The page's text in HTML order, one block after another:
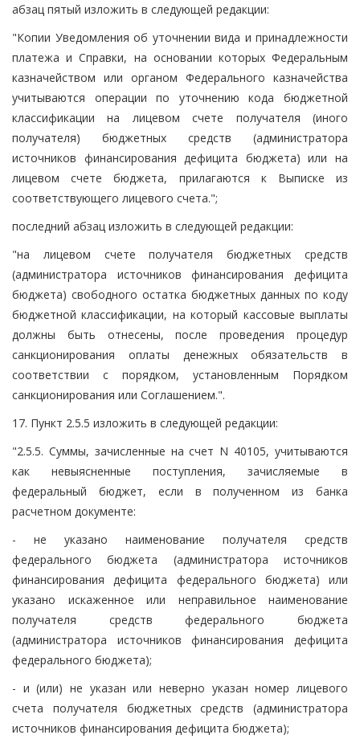
абзац пятый изложить в следующей редакции:
"Копии Уведомления об уточнении вида и принадлежности
платежа и Справки, на основании которых Федеральным
казначейством или органом Федерального казначейства
учитываются операции по уточнению кода бюджетной
классификации на лицевом счете получателя (иного
получателя) бюджетных средств (администратора
источников финансирования дефицита бюджета) или на
лицевом счете бюджета, прилагаются к Выписке из
соответствующего лицевого счета.";
последний абзац изложить в следующей редакции:
"на лицевом счете получателя бюджетных средств
(администратора источников финансирования дефицита
бюджета) свободного остатка бюджетных данных по коду
бюджетной классификации, на который кассовые выплаты
должны быть отнесены, после проведения процедур
санкционирования оплаты денежных обязательств в
соответствии с порядком, установленным Порядком
санкционирования или Соглашением.".
17. Пункт 2.5.5 изложить в следующей редакции:
"2.5.5. Суммы, зачисленные на счет N 40105, учитываются
как невыясненные поступления, зачисляемые в
федеральный бюджет, если в полученном из банка
расчетном документе:
- не указано наименование получателя средств
федерального бюджета (администратора источников
финансирования дефицита федерального бюджета) или
указано искаженное или неправильное наименование
получателя средств федерального бюджета
(администратора источников финансирования дефицита
федерального бюджета);
- и (или) не указан или неверно указан номер лицевого
счета получателя бюджетных средств (администратора
источников финансирования дефицита бюджета);